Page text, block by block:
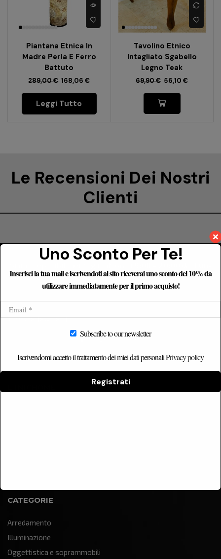
Piantana Etnica In
Madre Perla E Ferro
Battuto
289,00€ 168,06€
Leggi Tutto
Tavolino Etnico
Intagliato Sgabello
Legno Teak
69,90€ 56,10€
Le Recensioni Dei Nostri
Clienti
+39 328 184 8861
CATEGORIE
Arredamento
Illuminazione
Oggettistica e soprammobili
Uno Sconto Per Te!
Inserisci la tua mail e iscrivendoti al sito riceverai uno sconto del 10% da
utilizzare immediatamente per il primo acquisto!
Subscribe to our newsletter
Iscrivendomi accetto il trattamento dei miei dati personaliPrivacy policy
Registrati